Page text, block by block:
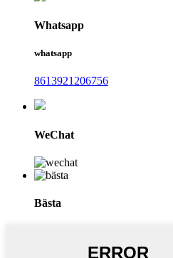
Whatsapp
whatsapp
8613921206756
WeChat
Bästa